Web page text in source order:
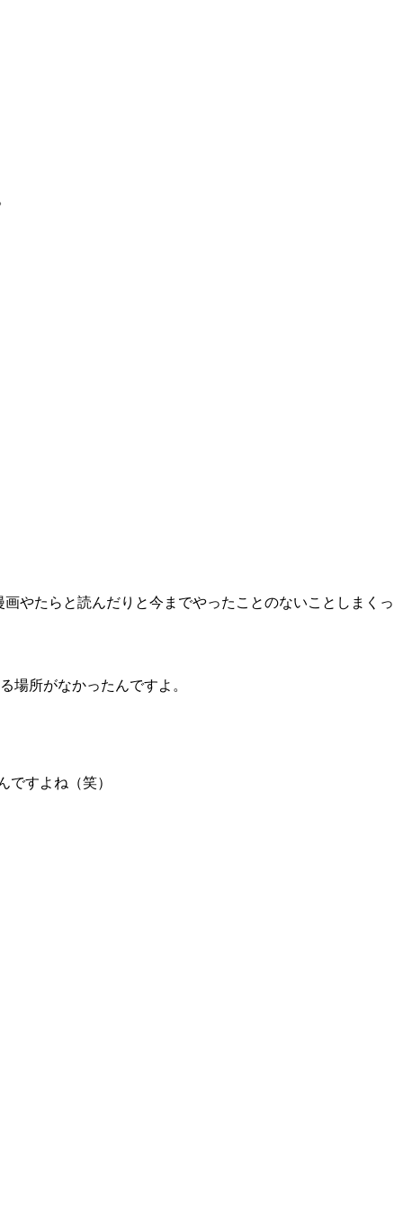
やたらと読んだりと今までやったことのないことしまくっ
場所がなかったんですよ。
すよね（笑）